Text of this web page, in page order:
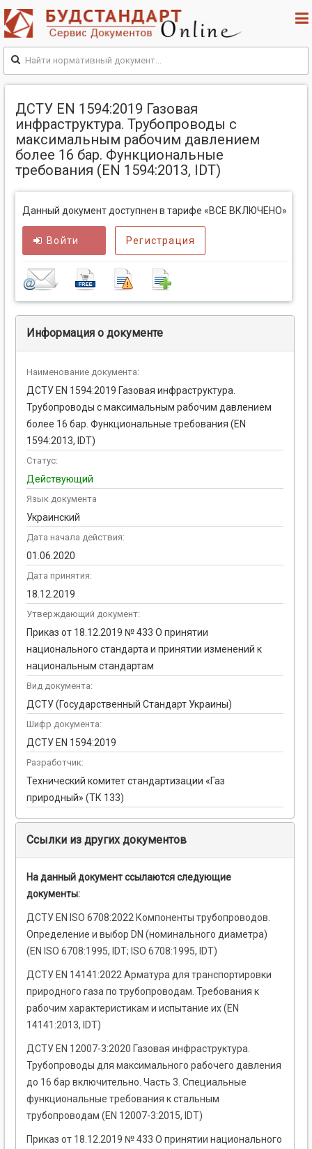
ДСТУ EN 1594:2019 Газовая
инфраструктура. Трубопроводы с
максимальным рабочим давлением
более 16 бар. Функциональные
требования (EN 1594:2013, IDT)
Данный документ доступнен в тарифе «ВСЕ ВКЛЮЧЕНО»
Войти Регистрация
Информация о документе
Наименование документа:
ДСТУ EN 1594:2019 Газовая инфраструктура.
Трубопроводы с максимальным рабочим давлением
более 16 бар. Функциональные требования (EN
1594:2013, IDT)
Статус:
Действующий
Язык документа
Украинский
Дата начала действия:
01.06.2020
Дата принятия:
18.12.2019
Утверждающий документ:
Приказ от 18.12.2019 № 433 О принятии
национального стандарта и принятии изменений к
национальным стандартам
Вид документа:
ДСТУ (Государственный Стандарт Украины)
Шифр документа:
ДСТУ EN 1594:2019
Разработчик:
Технический комитет стандартизации «Газ
природный» (ТК 133)
Ссылки из других документов
На данный документ ссылаются следующие
документы:
ДСТУ EN ISO 6708:2022 Компоненты трубопроводов.
Определение и выбор DN (номинального диаметра)
(EN ISO 6708:1995, IDT; ISO 6708:1995, IDT)
ДСТУ EN 14141:2022 Арматура для транспортировки
природного газа по трубопроводам. Требования к
рабочим характеристикам и испытание их (EN
14141:2013, IDT)
ДСТУ EN 12007-3:2020 Газовая инфраструктура.
Трубопроводы для максимального рабочего давления
до 16 бар включительно. Часть 3. Специальные
функциональные требования к стальным
трубопроводам (EN 12007-3:2015, IDT)
Приказ от 18.12.2019 № 433 О принятии национального